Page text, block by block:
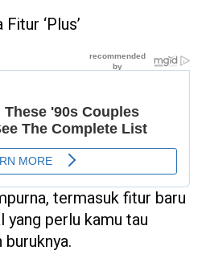
‘Plus’
termasuk fitur baru
yang perlu kamu tau